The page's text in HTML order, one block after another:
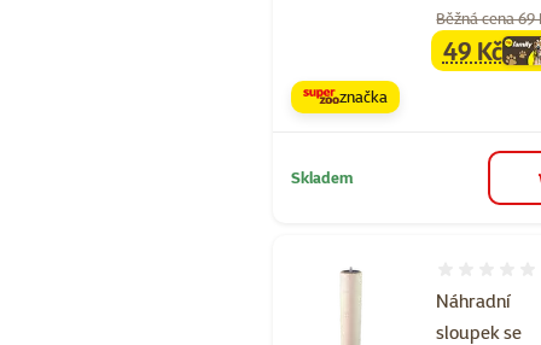
Běžná cena 69
family
49 Kč
značka
Skladem
Náhradní
sloupek se